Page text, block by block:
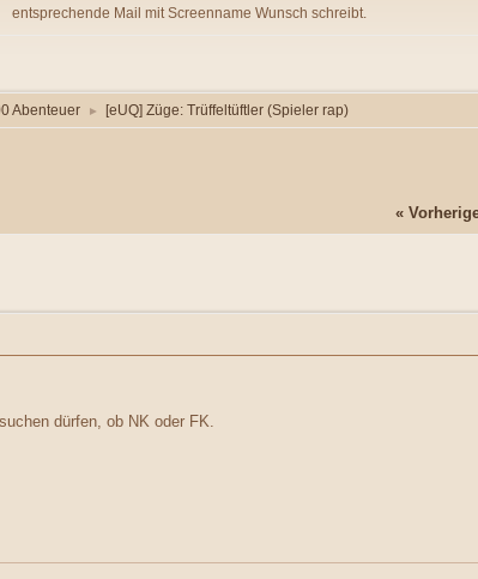
entsprechende Mail mit Screenname Wunsch schreibt.
Abenteuer ► [eUQ] Züge: Trüffeltüftler (Spieler rap)
«
dürfen, ob NK oder FK.